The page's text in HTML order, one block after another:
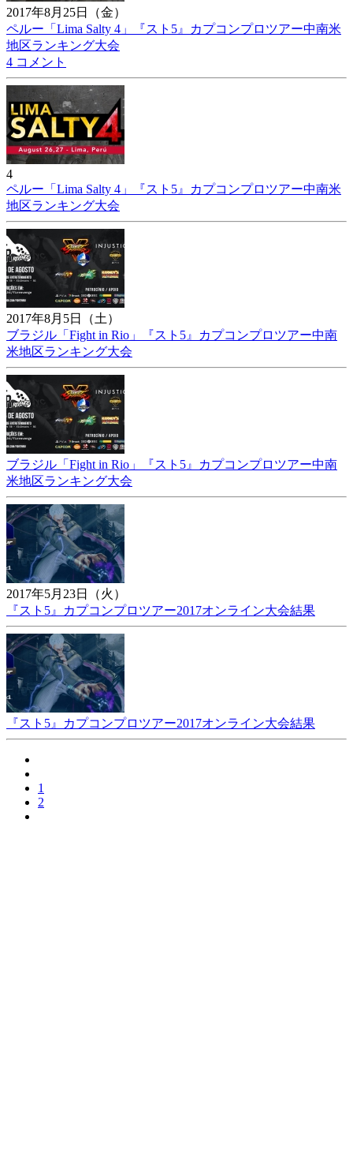
2017年8月25日（金）
ペルー「Lima Salty 4」『スト5』カプコンプロツアー中南米
地区ランキング大会
4 コメント
4
ペルー「Lima Salty 4」『スト5』カプコンプロツアー中南米
地区ランキング大会
2017年8月5日（土）
ブラジル「Fight in Rio」『スト5』カプコンプロツアー中南
米地区ランキング大会
ブラジル「Fight in Rio」『スト5』カプコンプロツアー中南
米地区ランキング大会
2017年5月23日（火）
『スト5』カプコンプロツアー2017オンライン大会結果
『スト5』カプコンプロツアー2017オンライン大会結果
1
2